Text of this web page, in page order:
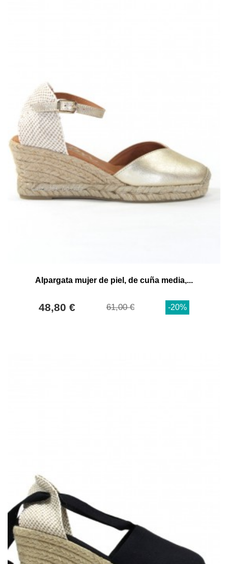
Alpargata mujer de piel, de cuña media,...
48,80 € 61,00 € -20%